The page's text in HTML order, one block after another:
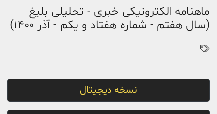
ماهنامه الکترونیکی خبری - تحلیلی بلیغ
(سال هفتم - شماره هفتاد و یکم - آذر 1400)
نسخه دیجیتال